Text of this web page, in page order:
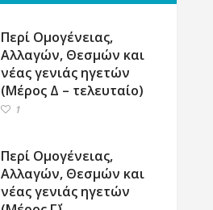
Περί Ομογένειας,
Αλλαγών, Θεσμών και
νέας γενιάς ηγετών
(Μέρος Δ – τελευταίο)
1
Περί Ομογένειας,
Αλλαγών, Θεσμών και
νέας γενιάς ηγετών